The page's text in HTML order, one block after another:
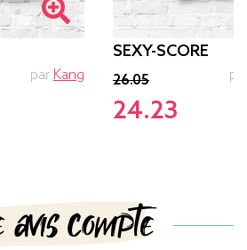
par Kang
SEXY-SCORE
26.05
24.23
avis compte